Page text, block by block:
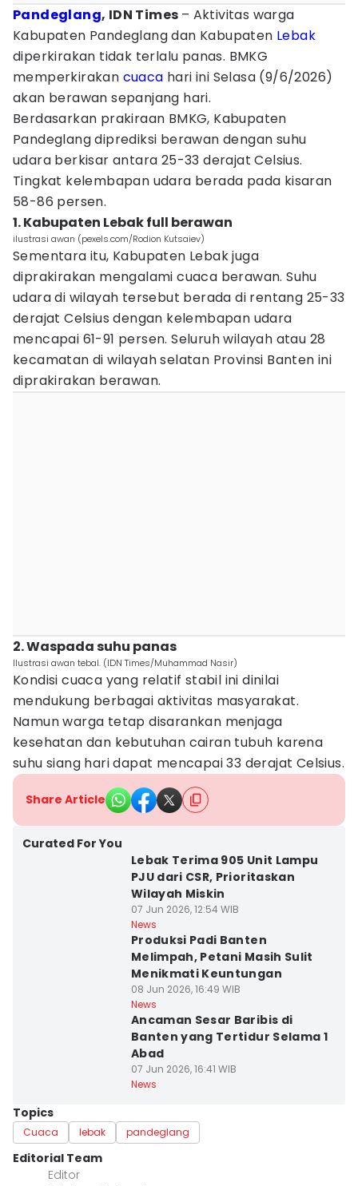
Pandeglang, IDN Times – Aktivitas warga
Kabupaten Pandeglang dan Kabupaten Lebak
diperkirakan tidak terlalu panas. BMKG
memperkirakan cuaca hari ini Selasa (9/6/2026)
akan berawan sepanjang hari.
Berdasarkan prakiraan BMKG, Kabupaten
Pandeglang diprediksi berawan dengan suhu
udara berkisar antara 25-33 derajat Celsius.
Tingkat kelembapan udara berada pada kisaran
58-86 persen.
1. Kabupaten Lebak full berawan
ilustrasi awan (pexels.com/Rodion Kutsaiev)
Sementara itu, Kabupaten Lebak juga
diprakirakan mengalami cuaca berawan. Suhu
udara di wilayah tersebut berada di rentang 25-33
derajat Celsius dengan kelembapan udara
mencapai 61-91 persen. Seluruh wilayah atau 28
kecamatan di wilayah selatan Provinsi Banten ini
diprakirakan berawan.
2. Waspada suhu panas
Ilustrasi awan tebal. (IDN Times/Muhammad Nasir)
Kondisi cuaca yang relatif stabil ini dinilai
mendukung berbagai aktivitas masyarakat.
Namun warga tetap disarankan menjaga
kesehatan dan kebutuhan cairan tubuh karena
suhu siang hari dapat mencapai 33 derajat Celsius.
Share Article
Curated For You
Lebak Terima 905 Unit Lampu
PJU dari CSR, Prioritaskan
Wilayah Miskin
07 Jun 2026, 12:54 WIB
News
Produksi Padi Banten
Melimpah, Petani Masih Sulit
Menikmati Keuntungan
08 Jun 2026, 16:49 WIB
News
Ancaman Sesar Baribis di
Banten yang Tertidur Selama 1
Abad
07 Jun 2026, 16:41 WIB
News
Topics
Cuaca lebak pandeglang
Editorial Team
Editor